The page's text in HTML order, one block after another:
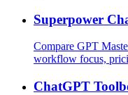
Superpower
Compare GPT
workflow focus,
ChatGPT